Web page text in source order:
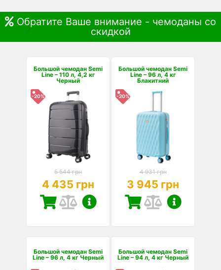
Обратите Ваше внимание - чемоданы со
скидкой
Большой чемодан Semi
Line – 110 л, 4,2 кг
Черный
-20%
5 544 грн
4 435 грн
Большой чемодан Semi
Line – 96 л, 4 кг
Блакитний
-20%
4 931 грн
3 945 грн
Большой чемодан Semi
Line – 96 л, 4 кг Черный
Большой чемодан Semi
Line – 94 л, 4 кг Черный